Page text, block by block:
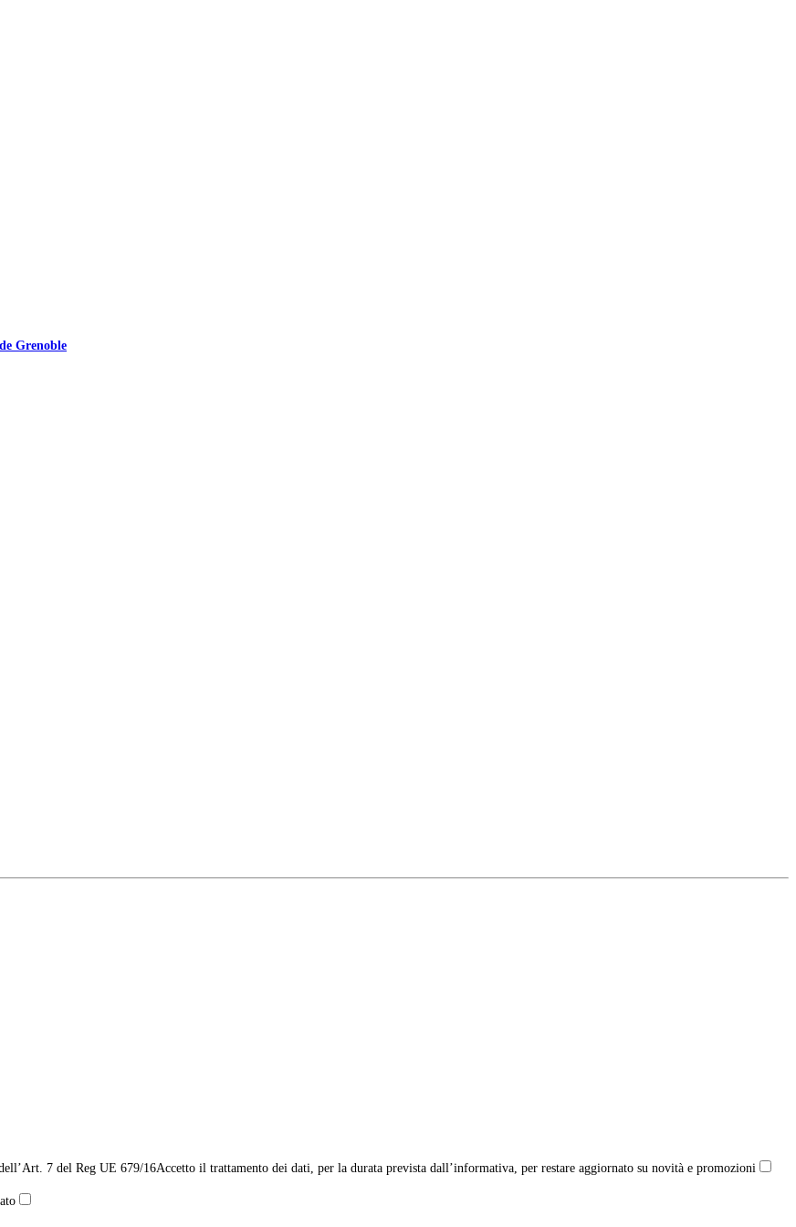
Grenoble
7 del Reg UE 679/16Accetto il trattamento dei dati, per la durata prevista dall’informativa, per restare aggiornato su novità e promozioni